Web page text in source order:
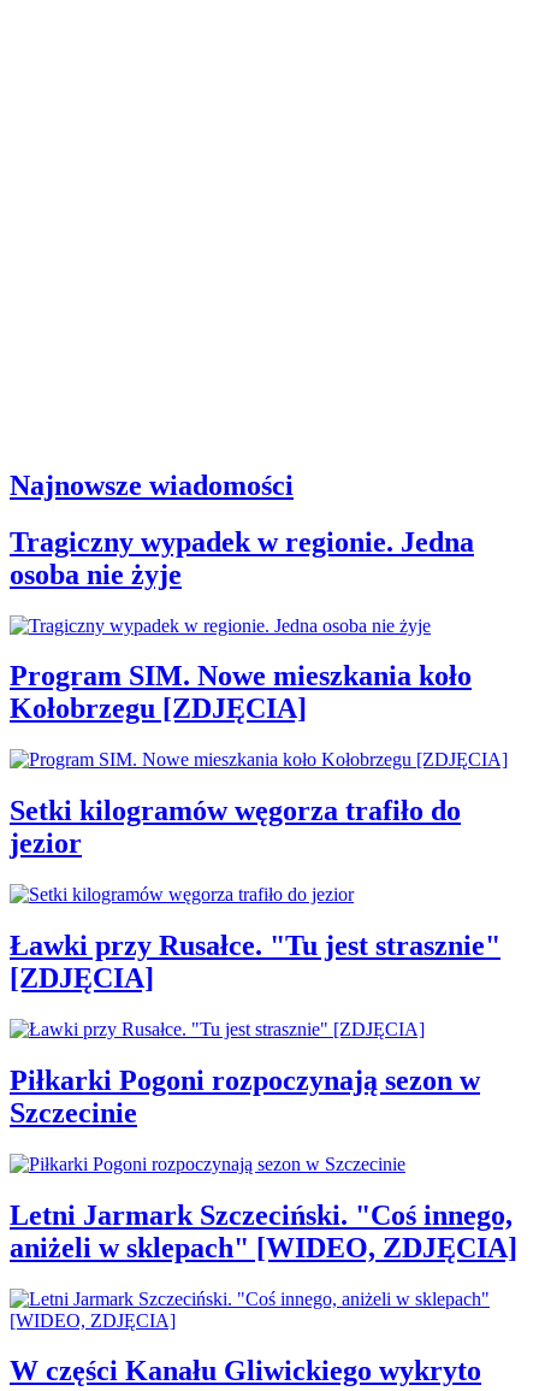
Najnowsze wiadomości
Tragiczny wypadek w regionie. Jedna
osoba nie żyje
Program SIM. Nowe mieszkania koło
Kołobrzegu [ZDJĘCIA]
Setki kilogramów węgorza trafiło do
jezior
Ławki przy Rusałce. "Tu jest strasznie"
[ZDJĘCIA]
Piłkarki Pogoni rozpoczynają sezon w
Szczecinie
Letni Jarmark Szczeciński. "Coś innego,
aniżeli w sklepach" [WIDEO, ZDJĘCIA]
W części Kanału Gliwickiego wykryto